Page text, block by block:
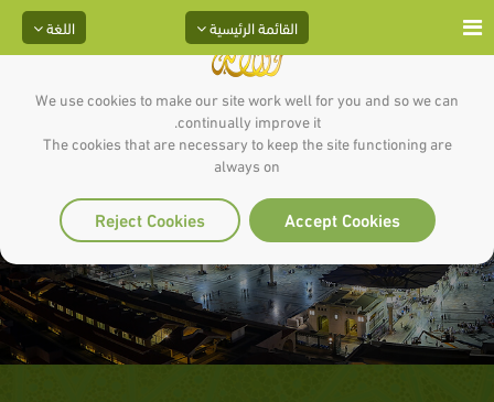
We use cookies to make our site work well for you and so we can
continually improve it.
The cookies that are necessary to keep the site functioning are
always on
Accept Cookies
Reject Cookies
اللغة القائمة الرئيسية
مدرسة رمضان (1)